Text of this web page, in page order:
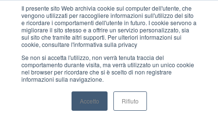
Il presente sito Web archivia cookie sul computer dell'utente, che
vengono utilizzati per raccogliere informazioni sull'utilizzo del sito
e ricordare i comportamenti dell'utente in futuro. I cookie servono a
migliorare il sito stesso e a offrire un servizio personalizzato, sia
sul sito che tramite altri supporti. Per ulteriori informazioni sui
cookie, consultare l'informativa sulla privacy
Se non si accetta l'utilizzo, non verrà tenuta traccia del
comportamento durante visita, ma verrà utilizzato un unico cookie
nel browser per ricordare che si è scelto di non registrare
informazioni sulla navigazione.
Accetto Rifiuto
MENU
NXH Precision
Helical Gearboxes